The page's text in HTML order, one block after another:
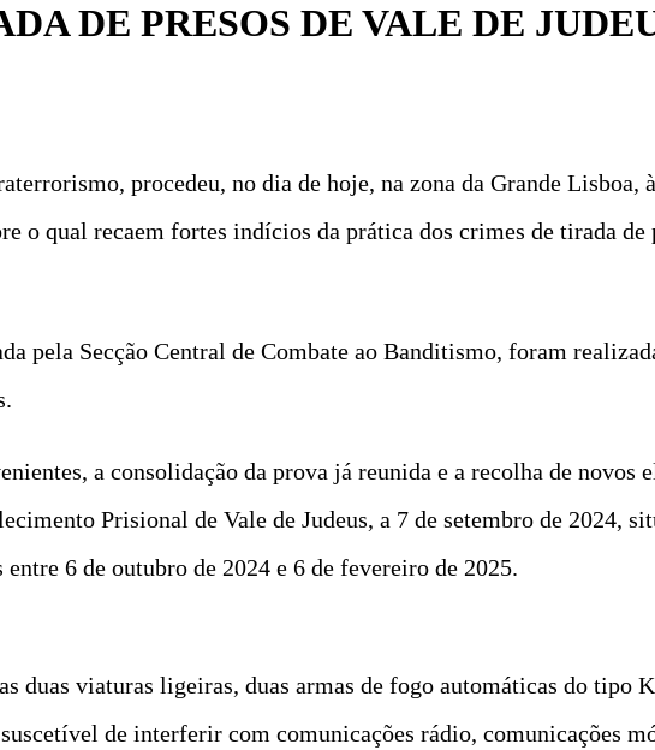
DE PRESOS DE VALE DE
procedeu, no dia de hoje, na zona da Grande Lisboa,
o qual recaem fortes indícios da prática dos crimes de tirada de
pela Secção Central de Combate ao Banditismo, foram
a consolidação da prova já reunida e a recolha de novos
Prisional de Vale de Judeus, a 7 de setembro de 2024,
6 de outubro de 2024 e 6 de fevereiro de 2025.
duas viaturas ligeiras, duas armas de fogo automáticas do tipo
de interferir com comunicações rádio, comunicações